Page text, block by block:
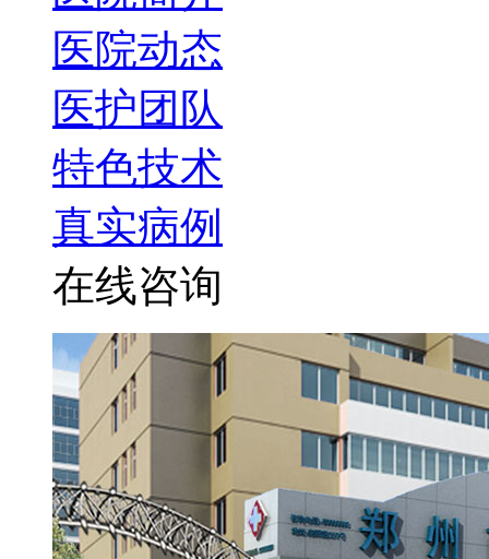
医院动态
医护团队
特色技术
真实病例
在线咨询